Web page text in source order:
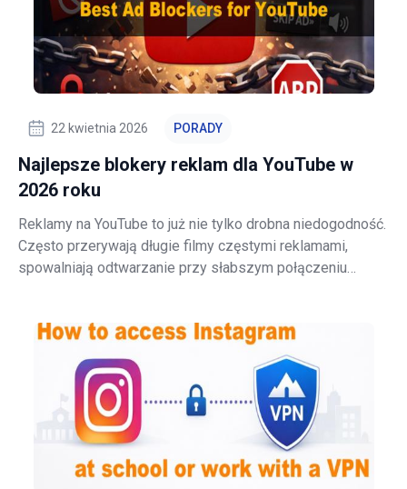
22 kwietnia 2026 PORADY
Najlepsze blokery reklam dla YouTube w
2026 roku
Reklamy na YouTube to już nie tylko drobna niedogodność.
Często przerywają długie filmy częstymi reklamami,
spowalniają odtwarzanie przy słabszym połączeniu
podejście do reklam. Platforma twierd